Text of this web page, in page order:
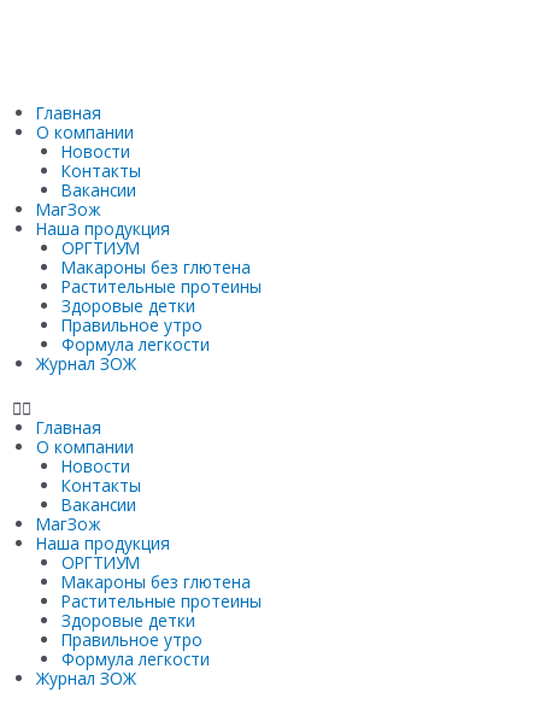
Главная
О компании
Новости
Контакты
Вакансии
МагЗож
Наша продукция
ОРГТИУМ
Макароны без глютена
Растительные протеины
Здоровые детки
Правильное утро
Формула легкости
Журнал ЗОЖ
Главная
О компании
Новости
Контакты
Вакансии
МагЗож
Наша продукция
ОРГТИУМ
Макароны без глютена
Растительные протеины
Здоровые детки
Правильное утро
Формула легкости
Журнал ЗОЖ